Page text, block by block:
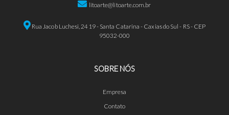
litoarte@litoarte.com.br
Rua Jacob Luchesi, 2419 - Santa Catarina - Caxias do Sul - RS - CEP
95032-000
SOBRE NÓS
Empresa
Contato